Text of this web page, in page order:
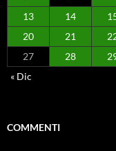
13
14
20
21
27
28
« Dic
COMMENTI